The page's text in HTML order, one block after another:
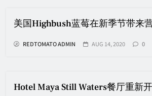
美国Highbush蓝莓在新季节带来
REDTOMATO ADMIN AUG 14, 2020 0
Hotel Maya Still Waters餐厅重新